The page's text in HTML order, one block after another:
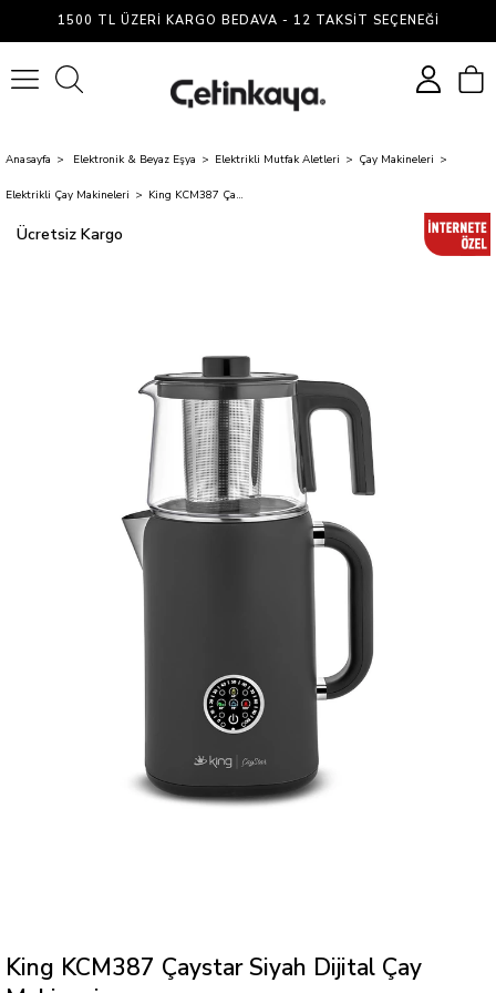
1500 TL ÜZERI KARGO BEDAVA - 12 TAKSIT SEÇENEĞI
Anasayfa Elektronik & Beyaz Eşya Elektrikli Mutfak Aletleri Çay Makineleri
Elektrikli Çay Makineleri King KCM387 Çaystar Siyah Dijital Çay Makinesi
Ücretsiz Kargo
King KCM387 Çaystar Siyah Dijital Çay